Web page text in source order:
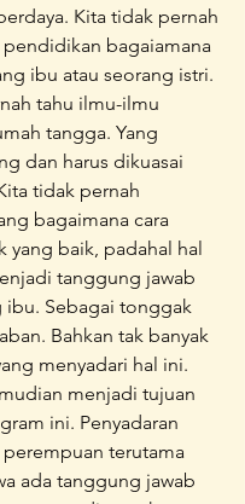
Kita tidak pernah
bagaiamana
ibu atau seorang istri.
tahu ilmu-ilmu
tangga. Yang
dan harus dikuasai
tidak pernah
bagaimana cara
yang baik, padahal hal
tanggung jawab
ibu. Sebagai tonggak
Bahkan tak banyak
menyadari hal ini.
menjadi tujuan
ini. Penyadaran
terutama
ada tanggung jawab